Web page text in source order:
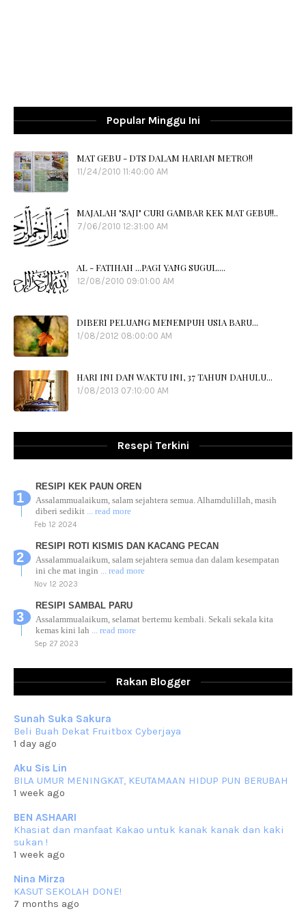
Popular Minggu Ini
MAT GEBU - DTS DALAM HARIAN METRO!!
11/24/2010 11:40:00 AM
MAJALAH "SAJI" CURI GAMBAR KEK MAT GEBU!!..
7/06/2010 12:31:00 AM
AL - FATIHAH ...PAGI YANG SUGUL....
12/08/2010 09:01:00 AM
DIBERI PELUANG MENEMPUH USIA BARU...
1/08/2012 08:00:00 AM
HARI INI DAN WAKTU INI, 37 TAHUN DAHULU...
1/08/2013 07:10:00 AM
Resepi Terkini
RESIPI KEK PAUN OREN
Assalammualaikum, salam sejahtera semua. Alhamdulillah, masih
diberi sedikit ... read more
Feb 12 2024
RESIPI ROTI KISMIS DAN KACANG PECAN
Assalammualaikum, salam sejahtera semua dan dalam kesempatan
ini che mat ingin ... read more
Nov 12 2023
RESIPI SAMBAL PARU
Assalammualaikum, selamat bertemu kembali. Sekali sekala kita
kemas kini lah ... read more
Sep 27 2023
Assalammualaikum, salam sejahtera dan salam rindu untuk semua.
RESIPI KUIH KASWI KELEDEK UNGU
Assalammualaikum, salam semua. Masih belum terlambat untuk che
mat ucapkan
Jun 30 2023
RESIPI KURMA AYAM MERAH
Assalammualaikum, salam semua. Hari ni 4 Zulhijjah 1444 Hijrah,
Jun 23 2023
RESIPI SAMBAL PARU
Assalammualaikum, salam sejahtera semua. Lama betul che mat tak
Jun 20 2023
RESIPI PISANG MUDA MASAK LEMAK
Rakan Blogger
Sunah Suka Sakura
Beli Buah Dekat Fruitbox Cyberjaya
1 day ago
Aku Sis Lin
BILA UMUR MENINGKAT, KEUTAMAAN HIDUP PUN BERUBAH
1 week ago
BEN ASHAARI
Khasiat dan manfaat Kakao untuk kanak kanak dan kaki
sukan !
1 week ago
Nina Mirza
KASUT SEKOLAH DONE!
7 months ago